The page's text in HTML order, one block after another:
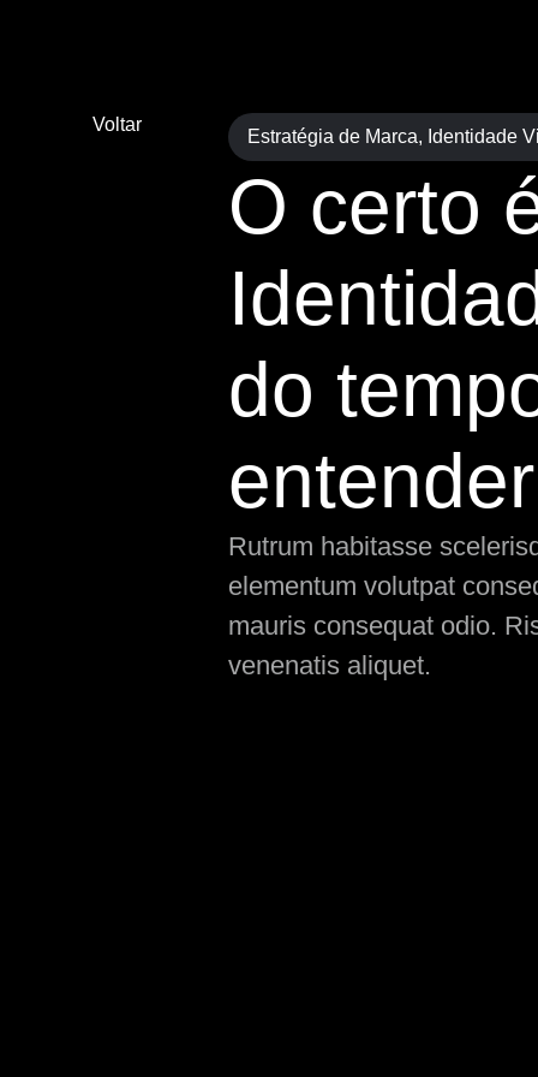
Voltar
Estratégia de Marca, Identidade
O certo
do
entender
Rutrum habitasse
elementum volutpat
mauris consequat odio.
venenatis aliquet.